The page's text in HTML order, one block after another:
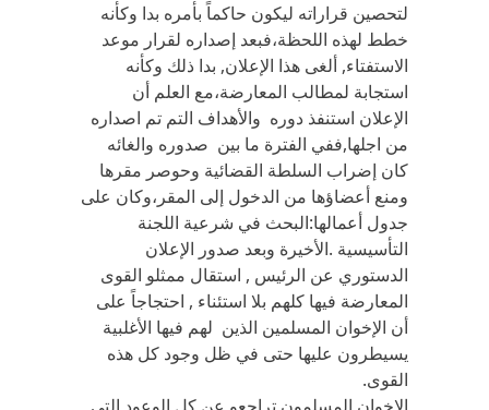
لتحصين قراراته ليكون حاكماً بأمره بدا وكأنه
خطط لهذه اللحظة،فبعد إصداره لقرار موعد
الاستفتاء, ألغى هذا الإعلان, بدا ذلك وكأنه
استجابة لمطالب المعارضة،مع العلم أن
الإعلان استنفذ دوره والأهداف التم تم اصداره
من اجلها,ففي الفترة ما بين صدوره والغائه
كان إضراب السلطة القضائية وحوصر مقرها
ومنع أعضاؤها من الدخول إلى المقر،وكان على
جدول أعمالها:البحث في شرعية اللجنة
التأسيسية .الأخيرة وبعد صدور الإعلان
الدستوري عن الرئيس , استقال ممثلو القوى
المعارضة فيها كلهم بلا استئناء , احتجاجاً على
أن الإخوان المسلمين الذين لهم فيها الأغلبية
يسيطرون عليها حتى في ظل وجود كل هذه
القوى.